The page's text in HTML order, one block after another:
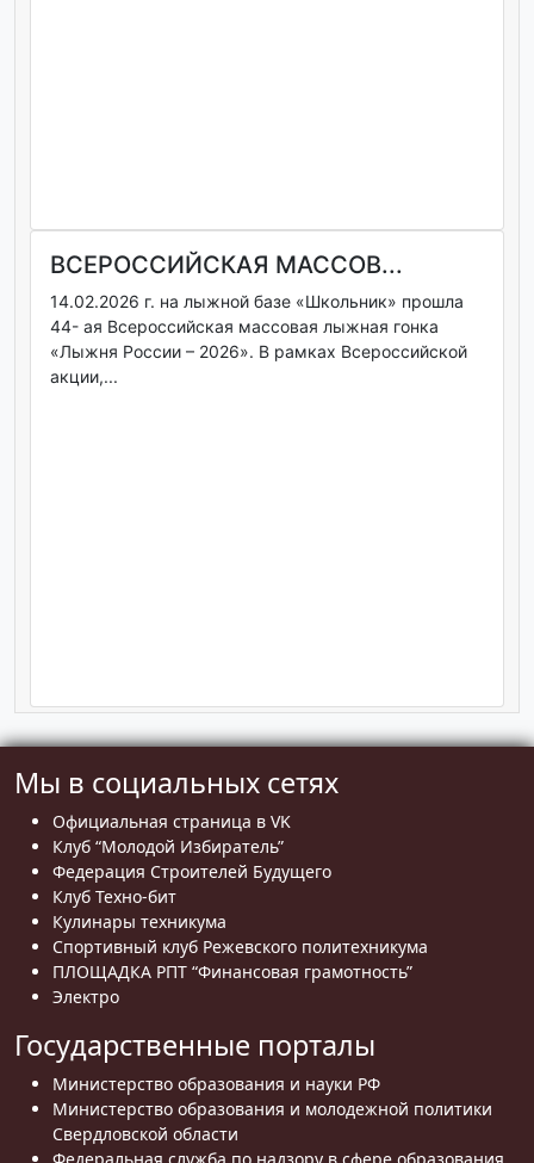
ВСЕРОССИЙСКАЯ МАССОВ...
14.02.2026 г. на лыжной базе «Школьник» прошла
44- ая Всероссийская массовая лыжная гонка
«Лыжня России – 2026». В рамках Всероссийской
акции,...
Мы в социальных сетях
Официальная страница в VK
Клуб “Молодой Избиратель”
Федерация Строителей Будущего
Клуб Техно-бит
Кулинары техникума
Спортивный клуб Режевского политехникума
ПЛОЩАДКА РПТ “Финансовая грамотность”
Электро
Государственные порталы
Министерство образования и науки РФ
Министерство образования и молодежной политики
Свердловской области